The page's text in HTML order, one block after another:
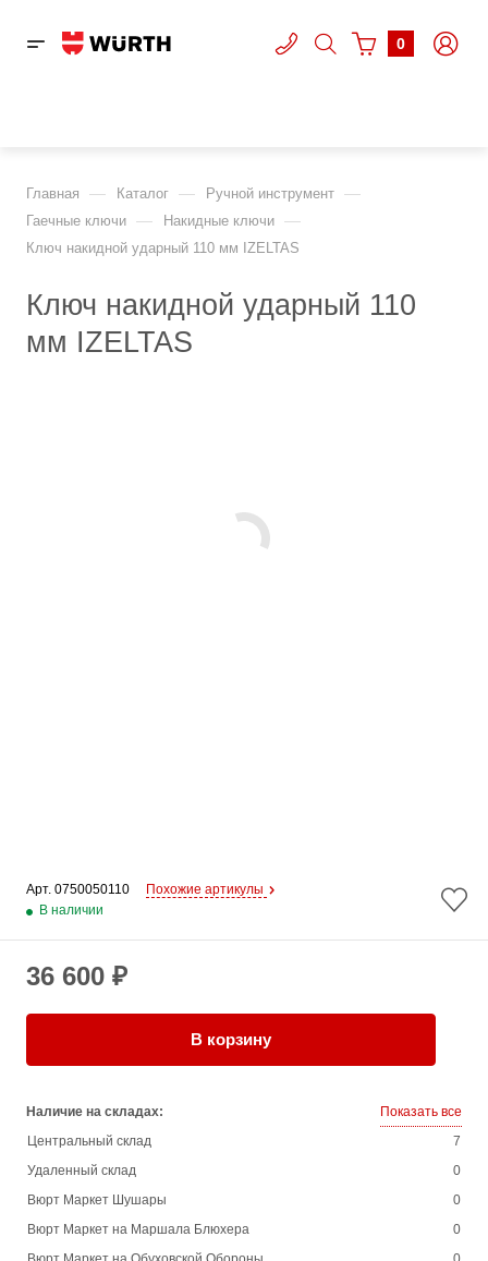
0
Главная — Каталог — Ручной инструмент —
Гаечные ключи — Накидные ключи —
Ключ накидной ударный 110 мм IZELTAS
Ключ накидной ударный 110
мм IZELTAS
Арт. 0750050110
Похожие артикулы
В наличии
36 600 ₽
В корзину
Наличие на складах:
Показать все
Центральный склад
7
Удаленный склад
0
Вюрт Маркет Шушары
0
Вюрт Маркет на Маршала Блюхера
0